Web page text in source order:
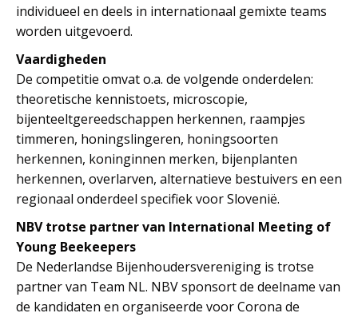
individueel en deels in internationaal gemixte teams
worden uitgevoerd.
Vaardigheden
De competitie omvat o.a. de volgende onderdelen:
theoretische kennistoets, microscopie,
bijenteeltgereedschappen herkennen, raampjes
timmeren, honingslingeren, honingsoorten
herkennen, koninginnen merken, bijenplanten
herkennen, overlarven, alternatieve bestuivers en een
regionaal onderdeel specifiek voor Slovenië.
NBV trotse partner van International Meeting of
Young Beekeepers
De Nederlandse Bijenhoudersvereniging is trotse
partner van Team NL. NBV sponsort de deelname van
de kandidaten en organiseerde voor Corona de